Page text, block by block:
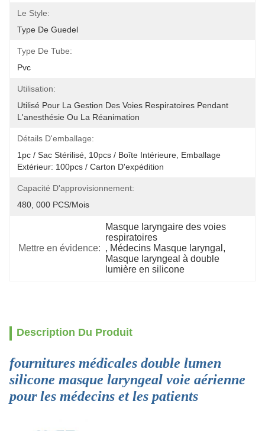
Le Style:
Type De Guedel
Type De Tube:
Pvc
Utilisation:
Utilisé Pour La Gestion Des Voies Respiratoires Pendant
L'anesthésie Ou La Réanimation
Détails D'emballage:
1pc / Sac Stérilisé, 10pcs / Boîte Intérieure, Emballage
Extérieur: 100pcs / Carton D'expédition
Capacité D'approvisionnement:
480, 000 PCS/mois
Mettre en évidence:
Masque laryngaire des voies
respiratoires
, Médecins Masque laryngal ,
Masque laryngeal à double
lumière en silicone
Description Du Produit
fournitures médicales double lumen
silicone masque laryngeal voie aérienne
pour les médecins et les patients